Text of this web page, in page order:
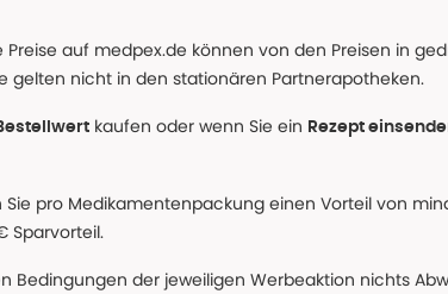
Preise auf medpex.de können von den Preisen in
gelten nicht in den stationären Partnerapotheken.
kaufen oder wenn Sie ein Rezept
pro Medikamentenpackung einen Vorteil von
Sparvorteil.
Bedingungen der jeweiligen Werbeaktion nichts